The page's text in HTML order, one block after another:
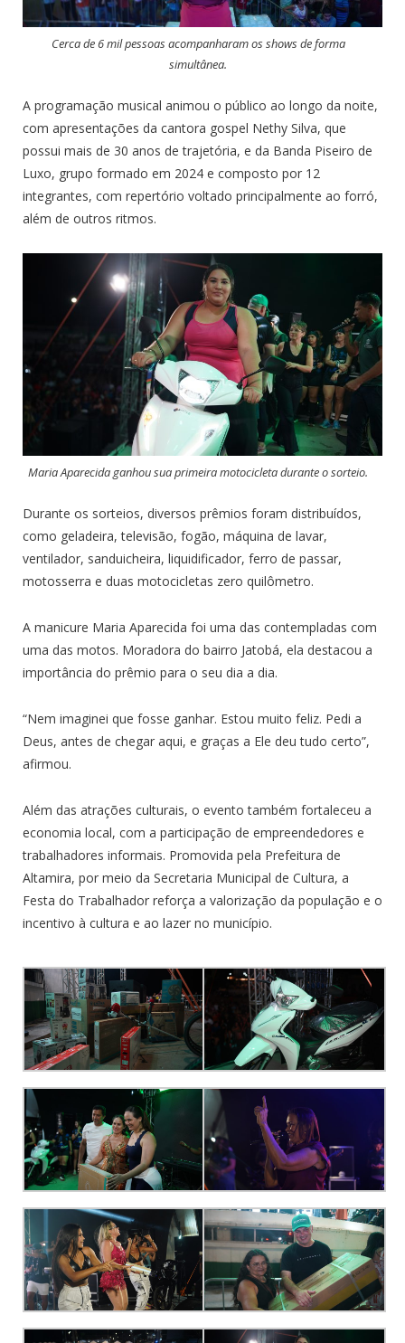
Cerca de 6 mil pessoas acompanharam os shows de forma
simultânea.
A programação musical animou o público ao longo da noite,
com apresentações da cantora gospel Nethy Silva, que
possui mais de 30 anos de trajetória, e da Banda Piseiro de
Luxo, grupo formado em 2024 e composto por 12
integrantes, com repertório voltado principalmente ao forró,
além de outros ritmos.
Maria Aparecida ganhou sua primeira motocicleta durante o sorteio.
Durante os sorteios, diversos prêmios foram distribuídos,
como geladeira, televisão, fogão, máquina de lavar,
ventilador, sanduicheira, liquidificador, ferro de passar,
motosserra e duas motocicletas zero quilômetro.
A manicure Maria Aparecida foi uma das contempladas com
uma das motos. Moradora do bairro Jatobá, ela destacou a
importância do prêmio para o seu dia a dia.
“Nem imaginei que fosse ganhar. Estou muito feliz. Pedi a
Deus, antes de chegar aqui, e graças a Ele deu tudo certo”,
afirmou.
Além das atrações culturais, o evento também fortaleceu a
economia local, com a participação de empreendedores e
trabalhadores informais. Promovida pela Prefeitura de
Altamira, por meio da Secretaria Municipal de Cultura, a
Festa do Trabalhador reforça a valorização da população e o
incentivo à cultura e ao lazer no município.